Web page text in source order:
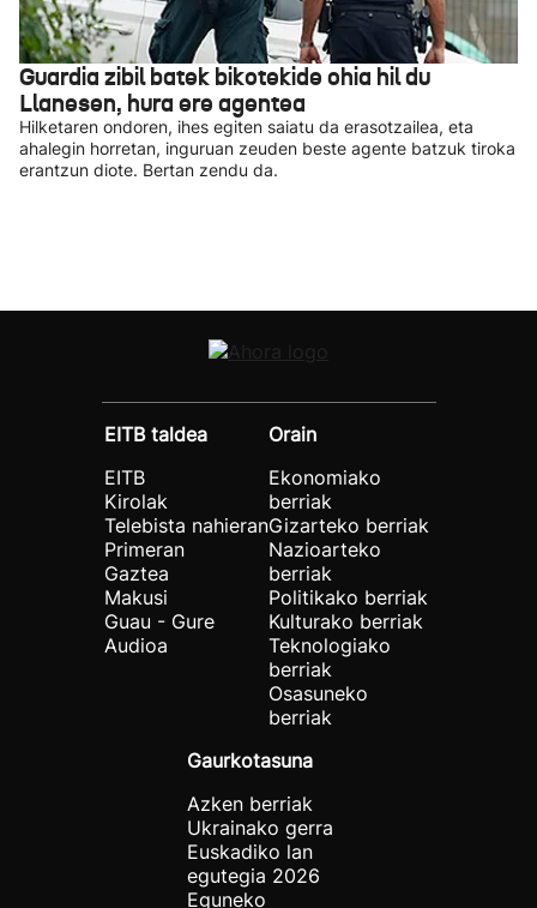
Guardia zibil batek bikotekide ohia hil du
Llanesen, hura ere agentea
Hilketaren ondoren, ihes egiten saiatu da erasotzailea, eta
ahalegin horretan, inguruan zeuden beste agente batzuk tiroka
erantzun diote. Bertan zendu da.
EITB taldea
EITB
Kirolak
Telebista nahieran
Primeran
Gaztea
Makusi
Guau - Gure
Audioa
Orain
Ekonomiako
berriak
Gizarteko berriak
Nazioarteko
berriak
Politikako berriak
Kulturako berriak
Teknologiako
berriak
Osasuneko
berriak
Gaurkotasuna
Azken berriak
Ukrainako gerra
Euskadiko lan
egutegia 2026
Eguneko